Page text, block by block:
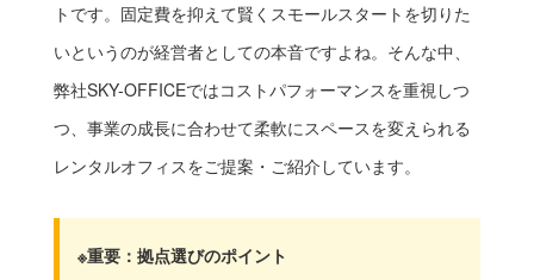
トです。固定費を抑えて賢くスモールスタートを切りた
いというのが経営者としての本音ですよね。そんな中、
弊社SKY-OFFICEではコストパフォーマンスを重視しつ
つ、事業の成長に合わせて柔軟にスペースを変えられる
レンタルオフィスをご提案・ご紹介しています。
※重要：拠点選びのポイント